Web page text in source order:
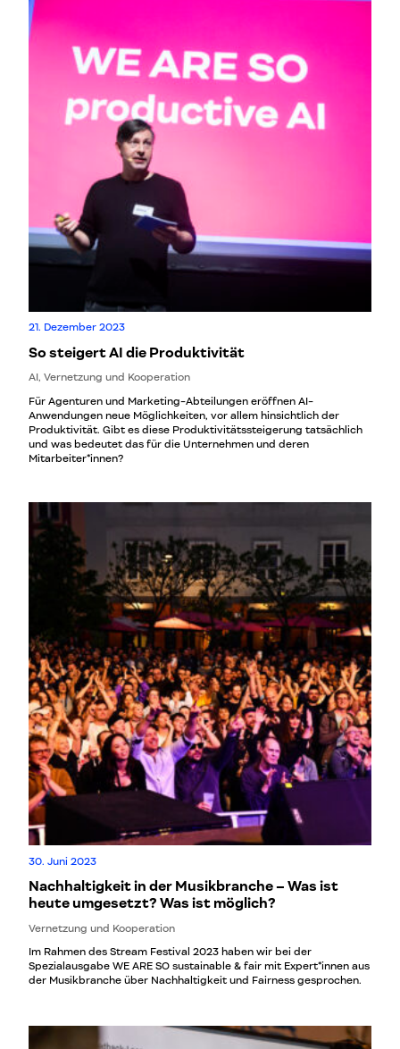
21. Dezember 2023
So steigert AI die Produktivität
AI, Vernetzung und Kooperation
Für Agenturen und Marketing-Abteilungen eröffnen AI-
Anwendungen neue Möglichkeiten, vor allem hinsichtlich der
Produktivität. Gibt es diese Produktivitätssteigerung tatsächlich
und was bedeutet das für die Unternehmen und deren
Mitarbeiter*innen?
30. Juni 2023
Nachhaltigkeit in der Musikbranche – Was ist
heute umgesetzt? Was ist möglich?
Vernetzung und Kooperation
Im Rahmen des Stream Festival 2023 haben wir bei der
Spezialausgabe WE ARE SO sustainable & fair mit Expert*innen aus
der Musikbranche über Nachhaltigkeit und Fairness gesprochen.